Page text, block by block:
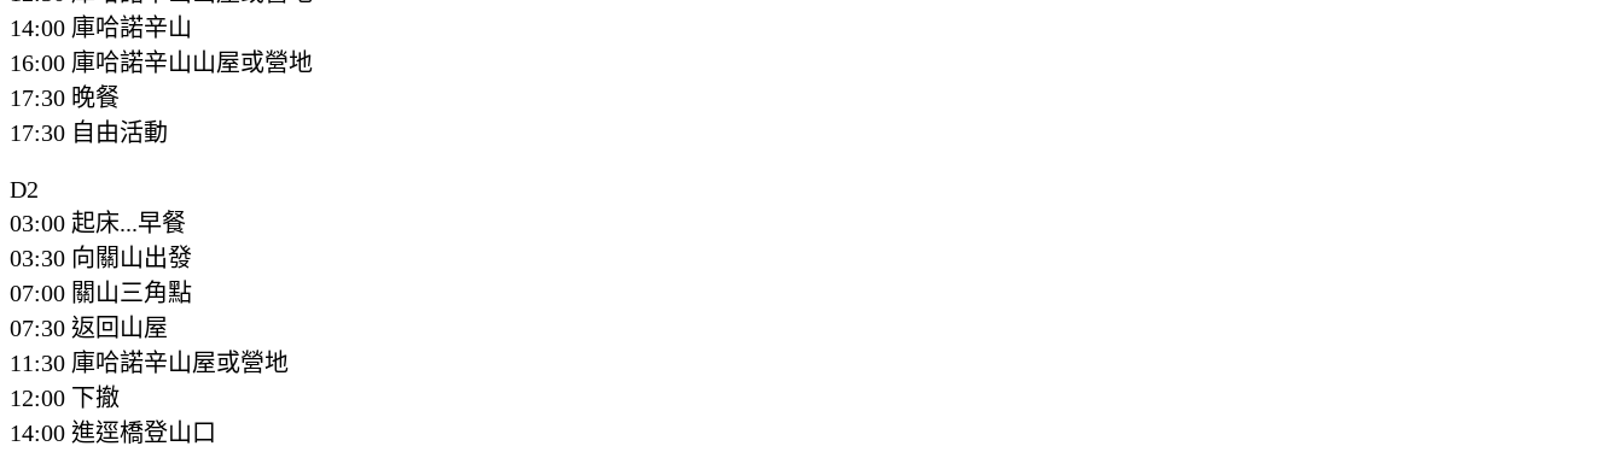
14:00 庫哈諾辛山
16:00 庫哈諾辛山山屋或營地
17:30 晚餐
17:30 自由活動
D2
03:00 起床...早餐
03:30 向關山出發
07:00 關山三角點
07:30 返回山屋
11:30 庫哈諾辛山屋或營地
12:00 下撤
14:00 進逕橋登山口